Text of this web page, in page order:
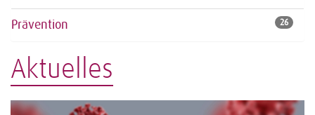
Prävention 26
Aktuelles